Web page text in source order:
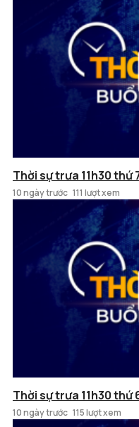
Thời sự trưa 11h30 thứ
10 ngày trước 111 lượt xem
Thời sự trưa 11h30
10 ngày trước 115 lượt xem